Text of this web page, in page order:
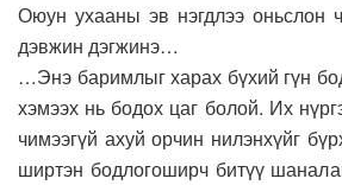
Оюун ухааны эв нэгдлээ оньслон
дэвжин дэгжинэ…
…Энэ баримлыг харах бүхий гүн
хэмээх нь бодох цаг болой. Их
чимээгүй ахуй орчин нилэнхүйг
ширтэн бодлогоширч битүү